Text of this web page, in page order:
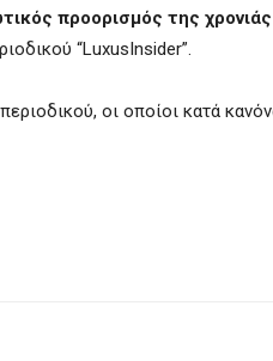
προορισμός της
“LuxusInsider”.
οι οποίοι κατά